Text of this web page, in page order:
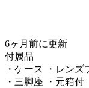
6ヶ月前に更新
付属品
・ケース ・レン
・三脚座 ・元箱付